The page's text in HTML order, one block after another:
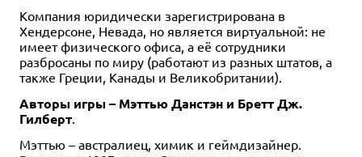
Компания юридически зарегистрирована в
Хендерсоне, Невада, но является виртуальной: не
имеет физического офиса, а её сотрудники
разбросаны по миру (работают из разных штатов, а
также Греции, Канады и Великобритании).
Авторы игры – Мэттью Данстэн и Бретт Дж.
Гилберт
Мэттью – австралиец, химик и геймдизайнер.